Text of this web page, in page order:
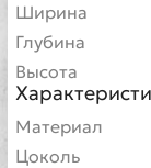
Ширина
Глубина
Высота
Материал
Цоколь